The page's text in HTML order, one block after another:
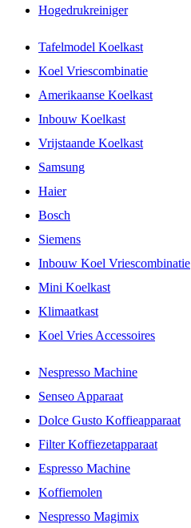
Hogedrukreiniger
Tafelmodel Koelkast
Koel Vriescombinatie
Amerikaanse Koelkast
Inbouw Koelkast
Vrijstaande Koelkast
Samsung
Haier
Bosch
Siemens
Inbouw Koel Vriescombinatie
Mini Koelkast
Klimaatkast
Koel Vries Accessoires
Nespresso Machine
Senseo Apparaat
Dolce Gusto Koffieapparaat
Filter Koffiezetapparaat
Espresso Machine
Koffiemolen
Nespresso Magimix